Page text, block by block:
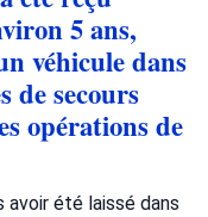
5 ans,
véhicule dans
de secours
opérations de
été laissé dans